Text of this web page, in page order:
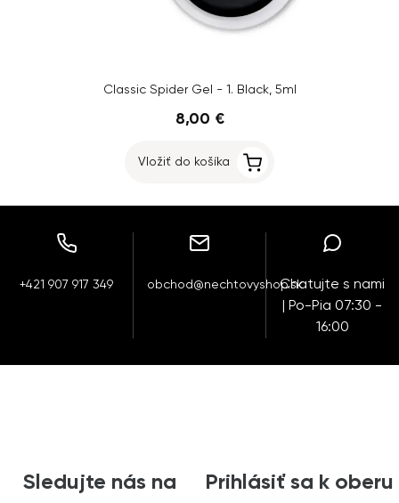
Classic Spider Gel - 1. Black, 5ml
8,00 €
Vložiť do košíka
+421 907 917 349 obchod@nechtovyshop.skChatujte s nami
| Po-Pia 07:30 -
16:00
Sledujte nás na
Prihlásiť sa k oberu